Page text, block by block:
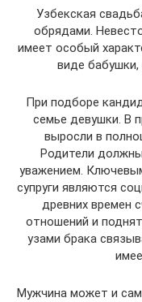
Узбекская
обрядами.
имеет особый
виде
При подборе
семье девушки. В
выросли в
Родители
уважением.
супруги являются
древних времен
отношений и
узами брака
Мужчина может и